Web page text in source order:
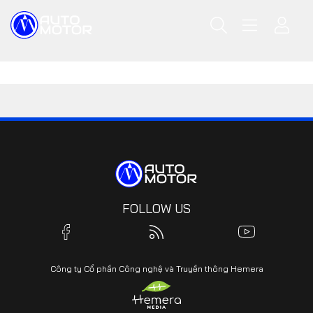
FOLLOW US
Công ty Cổ phần Công nghệ và Truyền thông Hemera